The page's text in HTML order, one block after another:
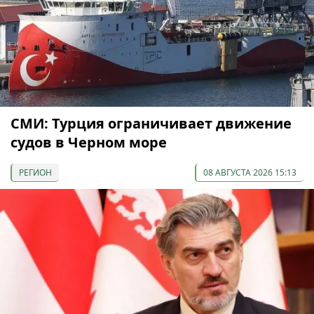
СМИ: Турция ограничивает движение
судов в Черном море
РЕГИОН 08 АВГУСТА 2026 15:13